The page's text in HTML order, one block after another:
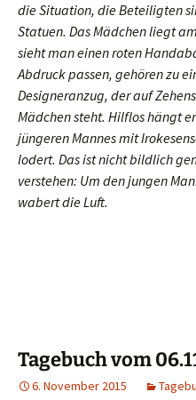
die Situation, die Beteiligten
Statuen. Das Mädchen liegt
sieht man einen roten
Abdruck passen, gehören zu
Designeranzug, der auf
Mädchen steht. Hilflos hängt
jüngeren Mannes mit
lodert. Das ist nicht bildlich
verstehen: Um den jungen
wabert die Luft.
Tagebuch vom
6. November 2015